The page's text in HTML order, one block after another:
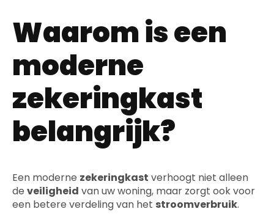
Waarom is een
moderne
zekeringkast
belangrijk?
Een moderne zekeringkast verhoogt niet alleen
de veiligheid van uw woning, maar zorgt ook voor
een betere verdeling van het stroomverbruik.